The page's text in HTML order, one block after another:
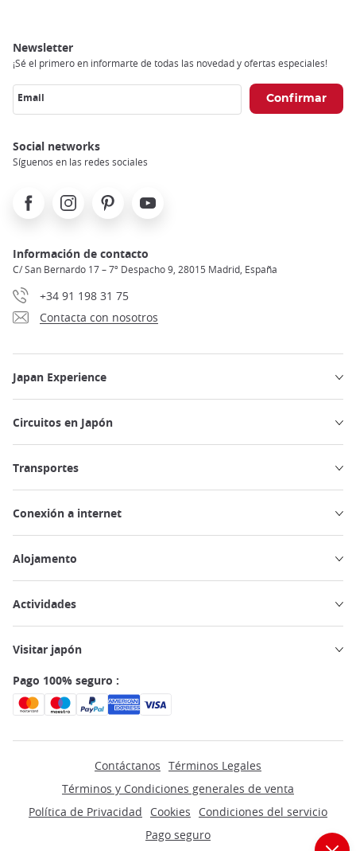
Newsletter
¡Sé el primero en informarte de todas las novedad y ofertas especiales!
Email
Social networks
Síguenos en las redes sociales
FacebookInstagramPinterest Youtube
Información de contacto
C/ San Bernardo 17 – 7º Despacho 9, 28015 Madrid, España
+34 91 198 31 75
Contacta con nosotros
Japan Experience
Circuitos en Japón
Transportes
Conexión a internet
Alojamento
Actividades
Visitar japón
Pago 100% seguro :
Contáctanos Términos Legales
Términos y Condiciones generales de venta
Política de Privacidad
Cookies
Condiciones del servicio
Pago seguro